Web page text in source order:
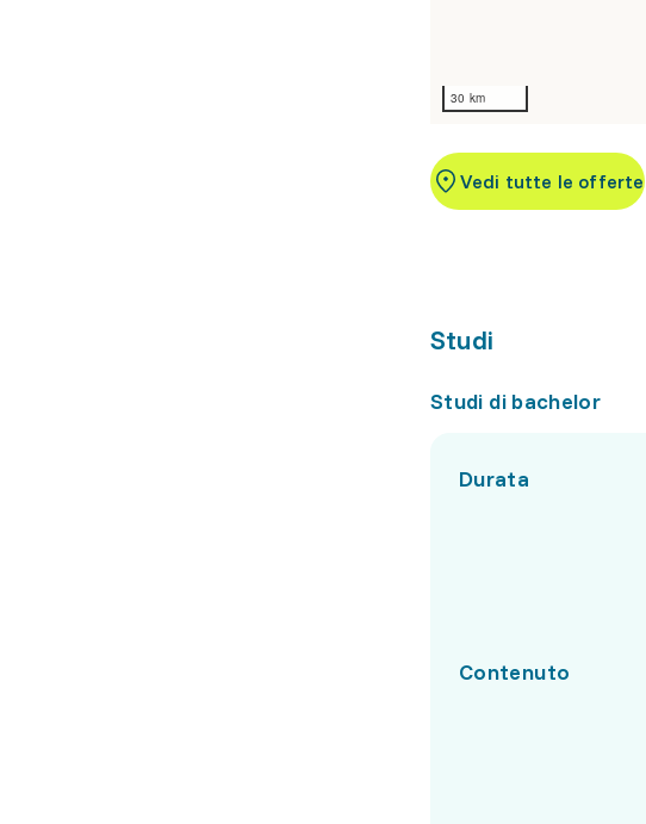
30 km
Vedi tutte le offerte
Studi
Studi di bachelor
Durata
Contenuto